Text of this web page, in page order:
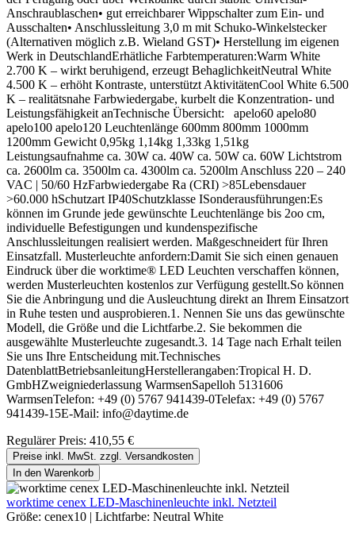
Anschraublaschen• gut erreichbarer Wippschalter zum Ein- und
Ausschalten• Anschlussleitung 3,0 m mit Schuko-Winkelstecker
(Alternativen möglich z.B. Wieland GST)• Herstellung im eigenen
Werk in DeutschlandErhätliche Farbtemperaturen:Warm White
2.700 K – wirkt beruhigend, erzeugt BehaglichkeitNeutral White
4.500 K – erhöht Kontraste, unterstützt AktivitätenCool White 6.500
K – realitätsnahe Farbwiedergabe, kurbelt die Konzentration- und
Leistungsfähigkeit anTechnische Übersicht: apelo60 apelo80
apelo100 apelo120 Leuchtenlänge 600mm 800mm 1000mm
1200mm Gewicht 0,95kg 1,14kg 1,33kg 1,51kg
Leistungsaufnahme ca. 30W ca. 40W ca. 50W ca. 60W Lichtstrom
ca. 2600lm ca. 3500lm ca. 4300lm ca. 5200lm Anschluss 220 – 240
VAC | 50/60 HzFarbwiedergabe Ra (CRI) >85Lebensdauer
>60.000 hSchutzart IP40Schutzklasse ISonderausführungen:Es
können im Grunde jede gewünschte Leuchtenlänge bis 2oo cm,
individuelle Befestigungen und kundenspezifische
Anschlussleitungen realisiert werden. Maßgeschneidert für Ihren
Einsatzfall. Musterleuchte anfordern:Damit Sie sich einen genauen
Eindruck über die worktime® LED Leuchten verschaffen können,
werden Musterleuchten kostenlos zur Verfügung gestellt.So können
Sie die Anbringung und die Ausleuchtung direkt an Ihrem Einsatzort
in Ruhe testen und ausprobieren.1. Nennen Sie uns das gewünschte
Modell, die Größe und die Lichtfarbe.2. Sie bekommen die
ausgewählte Musterleuchte zugesandt.3. 14 Tage nach Erhalt teilen
Sie uns Ihre Entscheidung mit.Technisches
DatenblattBetriebsanleitungHerstellerangaben:Tropical H. D.
GmbHZweigniederlassung WarmsenSapelloh 5131606
WarmsenTelefon: +49 (0) 5767 941439-0Telefax: +49 (0) 5767
941439-15E-Mail: info@daytime.de
Regulärer Preis: 410,55 €
Preise inkl. MwSt. zzgl. Versandkosten
In den Warenkorb
worktime cenex LED-Maschinenleuchte inkl. Netzteil
Größe: cenex10 | Lichtfarbe: Neutral White